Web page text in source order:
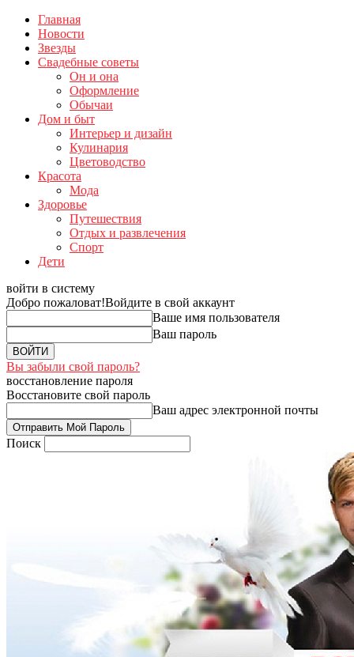
Главная
Новости
Звезды
Свадебные советы
Он и она
Оформление
Обычаи
Дом и быт
Интерьер и дизайн
Кулинария
Цветоводство
Красота
Мода
Здоровье
Путешествия
Отдых и развлечения
Спорт
Дети
войти в систему
Добро пожаловат!Войдите в свой аккаунт
Ваше имя пользователя
Ваш пароль
Вы забыли свой пароль?
восстановление пароля
Восстановите свой пароль
Ваш адрес электронной почты
Поиск